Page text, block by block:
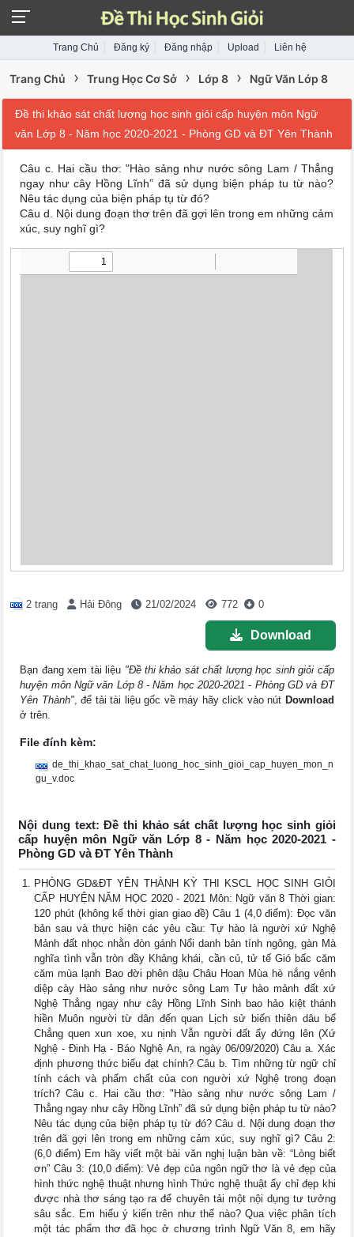
Trang Chủ Đăng ký Đăng nhập Upload Liên hệ
Trang Chủ › Trung Học Cơ Sở › Lớp 8 › Ngữ Văn Lớp 8
Đề thi khảo sát chất lượng học sinh giỏi cấp huyện môn Ngữ
văn Lớp 8 - Năm học 2020-2021 - Phòng GD và ĐT Yên Thành
Câu c. Hai cầu thơ: "Hào sảng như nước sông Lam / Thẳng
ngay như cây Hồng Lĩnh” đã sử dụng biện pháp tu từ nào?
Nêu tác dụng của biện pháp tụ từ đó?
Câu d. Nội dung đoạn thơ trên đã gợi lên trong em những cảm
xúc, suy nghĩ gì?
2 trang Hải Đông 21/02/2024 772 0
Download
Bạn đang xem tài liệu "Đề thi khảo sát chất lượng học sinh giỏi cấp
huyện môn Ngữ văn Lớp 8 - Năm học 2020-2021 - Phòng GD và ĐT
Yên Thành", để tải tài liệu gốc về máy hãy click vào nút Download
ở trên.
File đính kèm:
de_thi_khao_sat_chat_luong_hoc_sinh_gioi_cap_huyen_mon_n
gu_v.doc
Nội dung text: Đề thi khảo sát chất lượng học sinh giỏi
cấp huyện môn Ngữ văn Lớp 8 - Năm học 2020-2021 -
Phòng GD và ĐT Yên Thành
PHÒNG GD&ĐT YÊN THÀNH KỲ THI KSCL HỌC SINH GIỎI
CẤP HUYỆN NĂM HỌC 2020 - 2021 Môn: Ngữ văn 8 Thời gian:
120 phút (không kể thời gian giao đề) Câu 1 (4,0 điểm): Đọc văn
bản sau và thực hiện các yêu cầu: Tự hào là người xứ Nghệ
Mảnh đất nhọc nhằn đòn gánh Nổi danh bản tính ngông, gàn Mà
nghĩa tình vẫn tròn đầy Khảng khái, cần củ, tử tế Gió bấc căm
căm mùa lạnh Bao đời phên dậu Châu Hoan Mùa hè nắng vênh
diệp cày Hào sảng như nước sông Lam Tự hào mảnh đất xứ
Nghệ Thẳng ngay như cây Hồng Lĩnh Sinh bao hảo kiệt thánh
hiền Muôn người từ dân đến quan Lịch sử biến thiên dâu bể
Chẳng quen xun xoe, xu nịnh Vẫn người đất ấy đứng lên (Xứ
Nghệ - Đinh Hạ - Báo Nghệ An, ra ngày 06/09/2020) Câu a. Xác
định phương thức biểu đạt chính? Câu b. Tìm những từ ngữ chỉ
tính cách và phẩm chất của con người xứ Nghệ trong đoạn
trích? Câu c. Hai cầu thơ: "Hào sảng như nước sông Lam /
Thẳng ngay như cây Hồng Lĩnh” đã sử dụng biện pháp tu từ nào?
Nêu tác dụng của biện pháp tụ từ đó? Câu d. Nội dung đoạn thơ
trên đã gợi lên trong em những cảm xúc, suy nghĩ gì? Câu 2:
(6,0 điểm) Em hãy viết một bài văn nghị luận bàn về: “Lòng biết
ơn” Câu 3: (10,0 điểm): Vẻ đẹp của ngôn ngữ thơ là vẻ đẹp của
hình thức nghệ thuật nhưng hình Thức nghệ thuật ấy chỉ đẹp khi
được nhà thơ sáng tạo ra để chuyên tải một nội dụng tư tưởng
sâu sắc. Em hiểu ý kiến trên như thế nào? Qua việc phân tích
một tác phẩm thơ đã học ở chương trình Ngữ Văn 8, em hãy